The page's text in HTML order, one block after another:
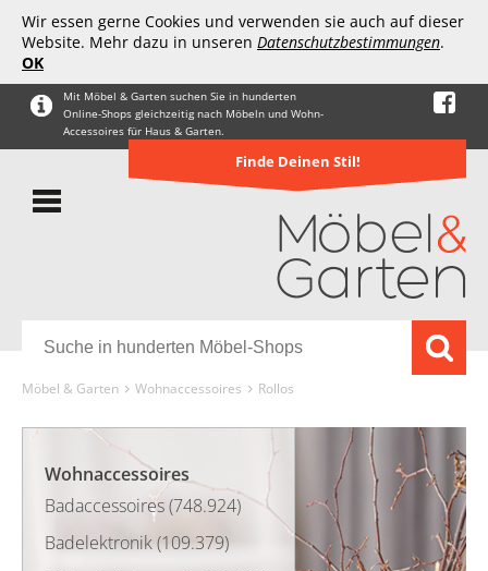
Wir essen gerne Cookies und verwenden sie auch auf dieser
Website. Mehr dazu in unseren Datenschutzbestimmungen.
OK
Mit Möbel & Garten suchen Sie in hunderten
Online-Shops gleichzeitig nach Möbeln und Wohn-
Accessoires für Haus & Garten.
Finde Deinen Stil!
Möbel & Garten Wohnaccessoires Rollos
Wohnaccessoires
Badaccessoires (748.924)
Badelektronik (109.379)